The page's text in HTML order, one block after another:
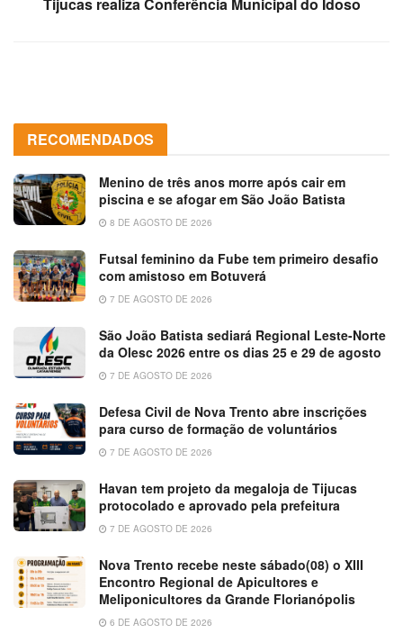
RECOMENDADOS
Menino de três anos morre após cair em
piscina e se afogar em São João Batista
8 DE AGOSTO DE 2026
Futsal feminino da Fube tem primeiro desafio
com amistoso em Botuverá
7 DE AGOSTO DE 2026
São João Batista sediará Regional Leste-Norte
da Olesc 2026 entre os dias 25 e 29 de agosto
7 DE AGOSTO DE 2026
Defesa Civil de Nova Trento abre inscrições
para curso de formação de voluntários
7 DE AGOSTO DE 2026
Havan tem projeto da megaloja de Tijucas
protocolado e aprovado pela prefeitura
7 DE AGOSTO DE 2026
Nova Trento recebe neste sábado(08) o XIII
Encontro Regional de Apicultores e
Meliponicultores da Grande Florianópolis
6 DE AGOSTO DE 2026